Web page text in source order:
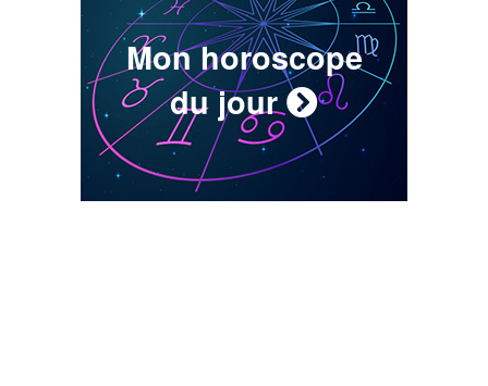
Mon horoscope
du jour